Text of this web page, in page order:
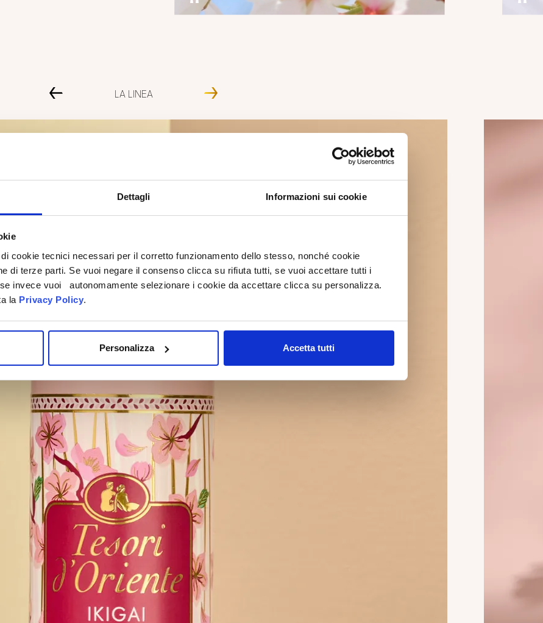
Dettagli Informazioni sui cookie
cookie tecnici necessari per il corretto funzionamento dello stesso, nonché cookie
di terze parti. Se vuoi negare il consenso clicca su rifiuta tutti, se vuoi accettare tutti i
invece vuoi autonomamente selezionare i cookie da accettare clicca su personalizza.
la Privacy Policy.
Personalizza Accetta tutti
LA LINEA